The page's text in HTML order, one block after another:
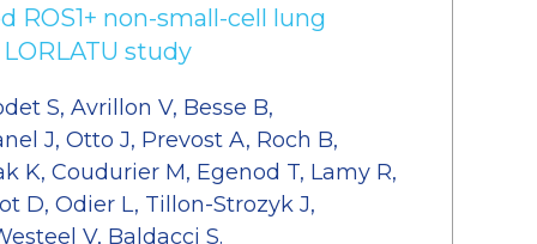
ROS1+ non-small-cell lung
study
S, Avrillon V, Besse B,
J, Otto J, Prevost A, Roch B,
K, Coudurier M, Egenod T, Lamy R,
D, Odier L, Tillon-Strozyk J,
V, Baldacci S.